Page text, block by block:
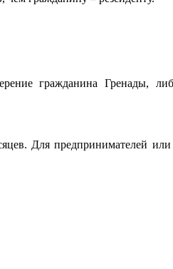
гражданина Гренады,
Для предпринимателей